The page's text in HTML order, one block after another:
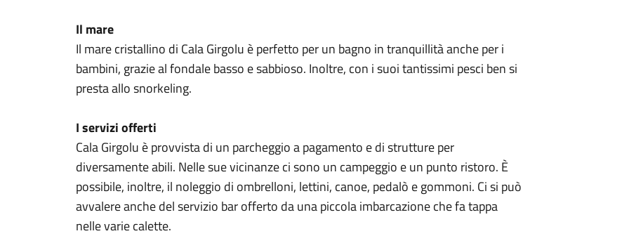
Il mare
Il mare cristallino di Cala Girgolu è perfetto per un bagno in tranquillità anche per i
bambini, grazie al fondale basso e sabbioso. Inoltre, con i suoi tantissimi pesci ben si
presta allo snorkeling.
I servizi offerti
Cala Girgolu è provvista di un parcheggio a pagamento e di strutture per
diversamente abili. Nelle sue vicinanze ci sono un campeggio e un punto ristoro. È
possibile, inoltre, il noleggio di ombrelloni, lettini, canoe, pedalò e gommoni. Ci si può
avvalere anche del servizio bar offerto da una piccola imbarcazione che fa tappa
nelle varie calette.